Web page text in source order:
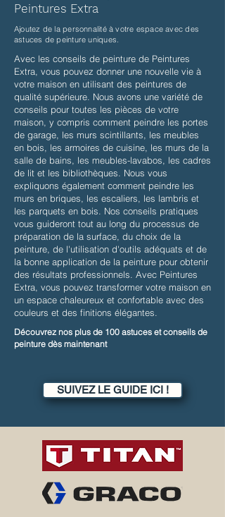
Peintures Extra
Ajoutez de la personnalité à votre espace avec des
astuces de peinture uniques.
Avec les conseils de peinture de Peintures
Extra, vous pouvez donner une nouvelle vie à
votre maison en utilisant des peintures de
qualité supérieure. Nous avons une variété de
conseils pour toutes les pièces de votre
maison, y compris comment peindre les portes
de garage, les murs scintillants, les meubles
en bois, les armoires de cuisine, les murs de la
salle de bains, les meubles-lavabos, les cadres
de lit et les bibliothèques. Nous vous
expliquons également comment peindre les
murs en briques, les escaliers, les lambris et
les parquets en bois. Nos conseils pratiques
vous guideront tout au long du processus de
préparation de la surface, du choix de la
peinture, de l'utilisation d'outils adéquats et de
la bonne application de la peinture pour obtenir
des résultats professionnels. Avec Peintures
Extra, vous pouvez transformer votre maison en
un espace chaleureux et confortable avec des
couleurs et des finitions élégantes.
Découvrez nos plus de 100 astuces et conseils de
peinture dès maintenant
SUIVEZ LE GUIDE ICI !